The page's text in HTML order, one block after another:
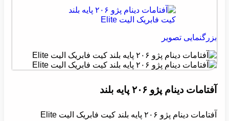
بزرگنمایی تصویر
آفتامات دینام پژو ۲۰۶ پایه بلند
آفتامات دینام پژو ۲۰۶ پایه بلند کیت فابریک الیت Elite